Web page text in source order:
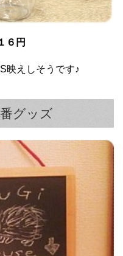
６円
映えしそうです♪
グッズ